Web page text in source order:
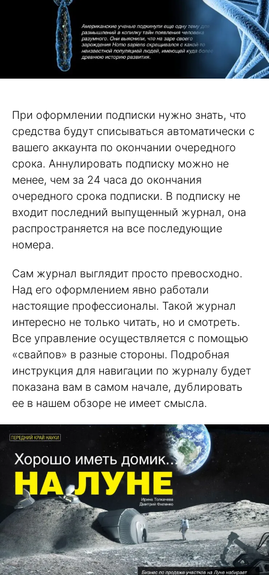
При оформлении подписки нужно знать, что
средства будут списываться автоматически с
вашего аккаунта по окончании очередного
срока. Аннулировать подписку можно не
менее, чем за 24 часа до окончания
очередного срока подписки. В подписку не
входит последний выпущенный журнал, она
распространяется на все последующие
номера.
Сам журнал выглядит просто превосходно.
Над его оформлением явно работали
настоящие профессионалы. Такой журнал
интересно не только читать, но и смотреть.
Все управление осуществляется с помощью
«свайпов» в разные стороны. Подробная
инструкция для навигации по журналу будет
показана вам в самом начале, дублировать
ее в нашем обзоре не имеет смысла.